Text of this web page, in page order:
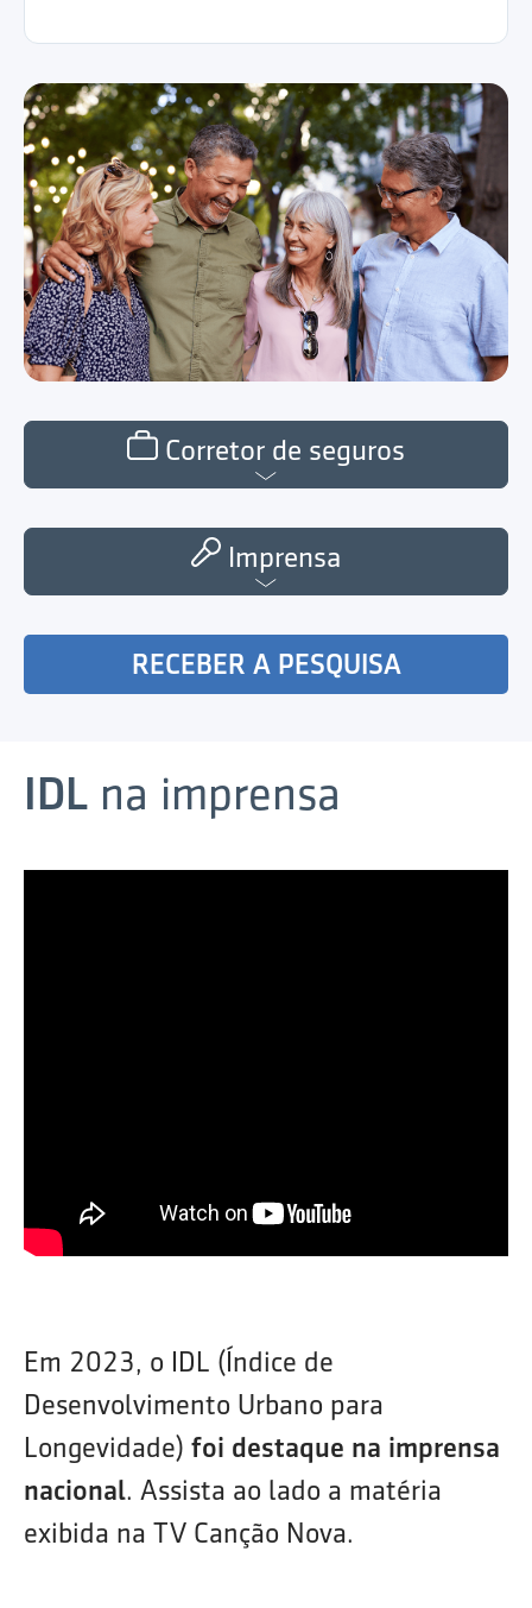
Corretor de seguros
Imprensa
RECEBER A PESQUISA
IDL na imprensa
Em 2023, o IDL (Índice de
Desenvolvimento Urbano para
Longevidade) foi destaque na imprensa
nacional. Assista ao lado a matéria
exibida na TV Canção Nova.